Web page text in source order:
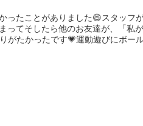
ったことがありました😄スタッフ
ってそしたら他のお友達が、「私
がたかったです💗運動遊びにボー